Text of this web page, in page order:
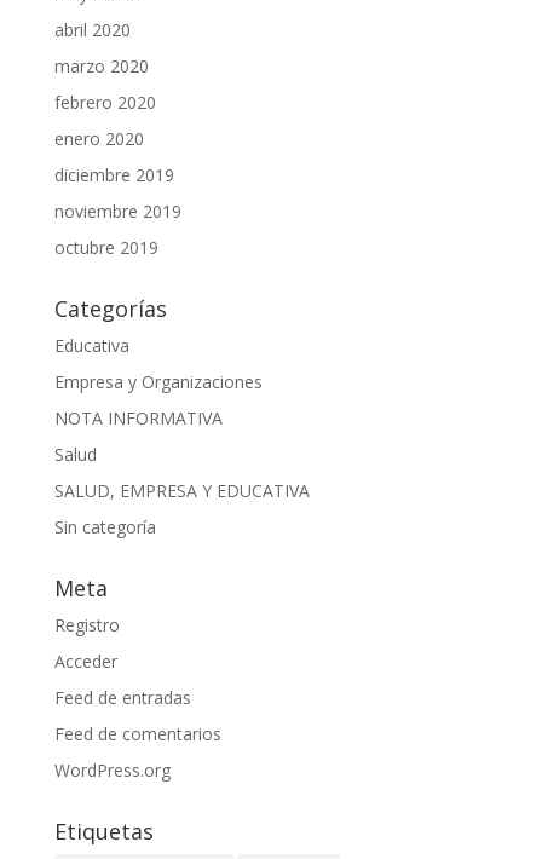
abril 2020
marzo 2020
febrero 2020
enero 2020
diciembre 2019
noviembre 2019
octubre 2019
Categorías
Educativa
Empresa y Organizaciones
NOTA INFORMATIVA
Salud
SALUD, EMPRESA Y EDUCATIVA
Sin categoría
Meta
Registro
Acceder
Feed de entradas
Feed de comentarios
WordPress.org
Etiquetas